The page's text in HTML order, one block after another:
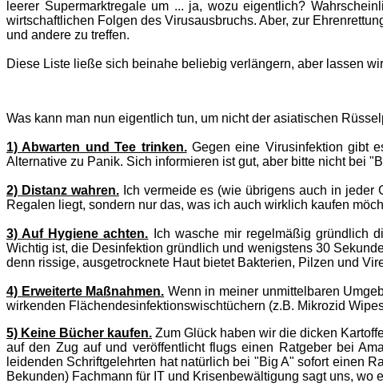
leerer Supermarktregale um ... ja, wozu eigentlich?
wirtschaftlichen Folgen des Virusausbruchs. Aber, zur
und andere zu treffen.
Diese Liste ließe sich beinahe beliebig verlängern, aber lassen
Was kann man nun eigentlich tun, um nicht der asiatischen
1) Abwarten und Tee trinken.Gegen eine Virusinfektion gibt
Alternative zu Panik. Sich informieren ist gut, aber bitte nicht bei
2) Distanz wahren.Ich vermeide es (wie übrigens auch in jeder
Regalen liegt, sondern nur das, was ich auch wirklich kaufen
3) Auf Hygiene achten. Ich wasche mir regelmäßig gründlich
Wichtig ist, die Desinfektion gründlich und wenigstens 30
denn rissige, ausgetrocknete Haut bietet Bakterien, Pilzen und
4) Erweiterte Maßnahmen. Wenn in meiner unmittelbaren
wirkenden Flächendesinfektionswischtüchern (z.B. Mikrozid
5) Keine Bücher kaufen. Zum Glück haben wir die dicken
auf den Zug auf und veröffentlicht flugs einen Ratgeber bei
leidenden Schriftgelehrten hat natürlich bei "Big A" sofort einen
Bekunden) Fachmann für IT und Krisenbewältigung sagt uns,